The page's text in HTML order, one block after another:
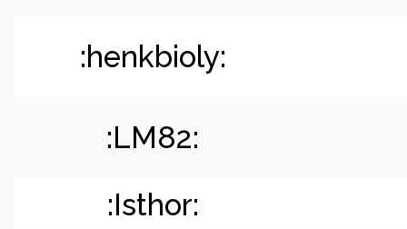
:henkbioly:
:LM82:
:Isthor: